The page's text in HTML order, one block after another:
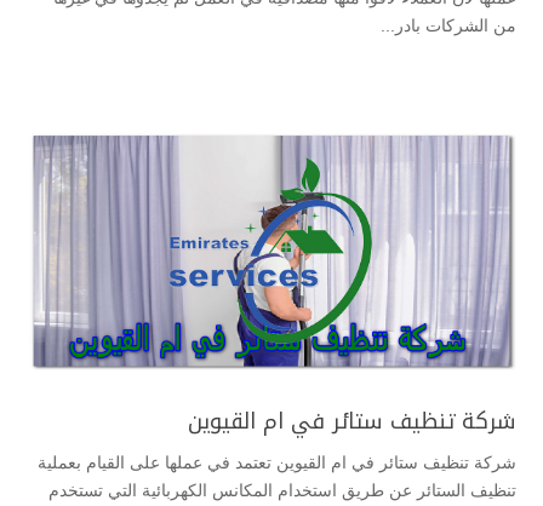
من الشركات بادر...
شركة تنظيف ستائر في ام القيوين
شركة تنظيف ستائر في ام القيوين تعتمد في عملها على القيام بعملية
تنظيف الستائر عن طريق استخدام المكانس الكهربائية التي تستخدم